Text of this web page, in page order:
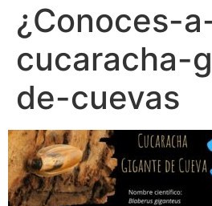
¿Conoces-
cucaracha-
de-cuevas